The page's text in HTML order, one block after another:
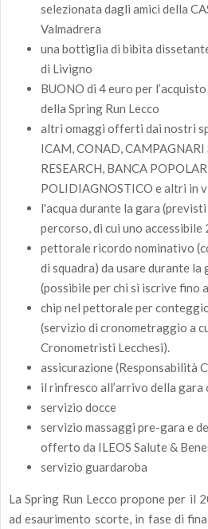
selezionata dagli amici della
Valmadrera
una bottiglia di bibita
di Livigno
BUONO di 4 euro per
della Spring Run Lecco
altri omaggi offerti dai nostri
ICAM, CONAD,
RESEARCH, BANCA
POLIDIAGNOSTICO e altri in
l'acqua durante la gara
percorso, di cui uno
pettorale ricordo nominativo
di squadra) da usare durante
(possibile per chi si iscrive fino
chip nel pettorale per
(servizio di cronometraggio a
Cronometristi Lecchesi).
assicurazione (Responsabilità
il rinfresco all’arrivo della gara
servizio docce
servizio massaggi pre-gara e
offerto da ILEOS Salute &
servizio guardaroba
La Spring Run Lecco propone per il
ad esaurimento scorte, in fase di